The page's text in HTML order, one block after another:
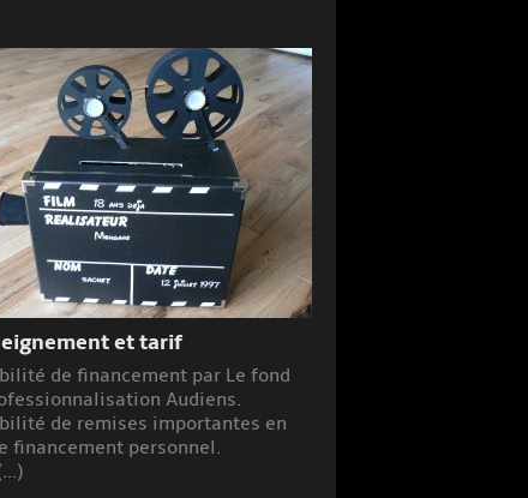
et tarif
de financement par Le fond
Audiens.
de remises importantes en
financement personnel.